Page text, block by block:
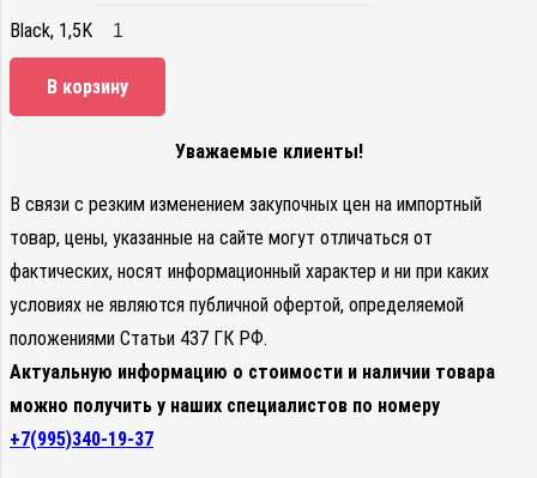
Black, 1,5K
В корзину
Уважаемые клиенты!
В связи с резким изменением закупочных цен на импортный
товар, цены, указанные на сайте могут отличаться от
фактических, носят информационный характер и ни при каких
условиях не являются публичной офертой, определяемой
положениями Статьи 437 ГК РФ.
Актуальную информацию о стоимости и наличии товара
можно получить у наших специалистов по номеру
+7(995)340-19-37